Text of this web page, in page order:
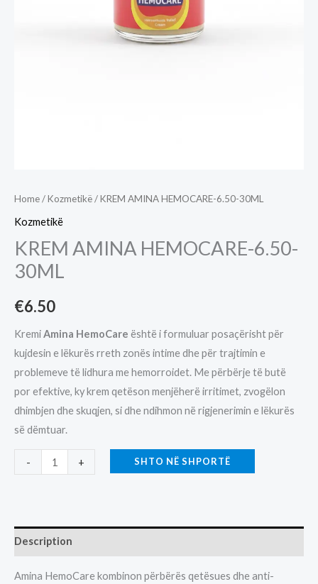
Home/Kozmetikë/ KREM AMINA HEMOCARE-6.50-30ML
Kozmetikë
KREM AMINA HEMOCARE-6.50-
30ML
€6.50
KremiAmina HemoCare është i formuluar posaçërisht për
kujdesin e lëkurës rreth zonës intime dhe për trajtimin e
problemeve të lidhura me hemorroidet. Me përbërje të butë
por efektive, ky krem qetëson menjëherë irritimet, zvogëlon
dhimbjen dhe skuqjen, si dhe ndihmon në rigjenerimin e lëkurës
së dëmtuar.
-
AMINA
30ML
+ SHTO NË SHPORTË
Description
Amina HemoCare kombinon përbërës qetësues dhe anti-